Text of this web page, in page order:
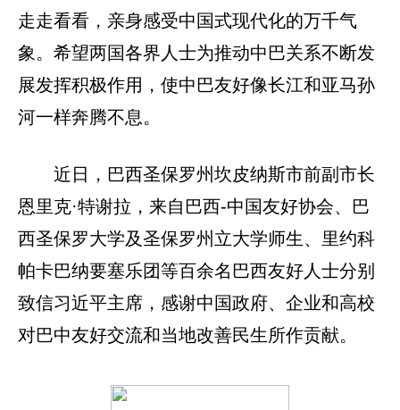
走走看看，亲身感受中国式现代化的万千气
象。希望两国各界人士为推动中巴关系不断发
展发挥积极作用，使中巴友好像长江和亚马孙
河一样奔腾不息。
近日，巴西圣保罗州坎皮纳斯市前副市长
恩里克·特谢拉，来自巴西-中国友好协会、巴
西圣保罗大学及圣保罗州立大学师生、里约科
帕卡巴纳要塞乐团等百余名巴西友好人士分别
致信习近平主席，感谢中国政府、企业和高校
对巴中友好交流和当地改善民生所作贡献。